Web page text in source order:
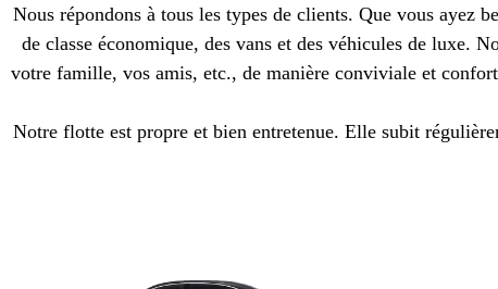
Nous répondons à tous les types de clients. Que vous ayez
de classe économique, des vans et des véhicules de luxe.
votre famille, vos amis, etc., de manière conviviale et
Notre flotte est propre et bien entretenue. Elle subit